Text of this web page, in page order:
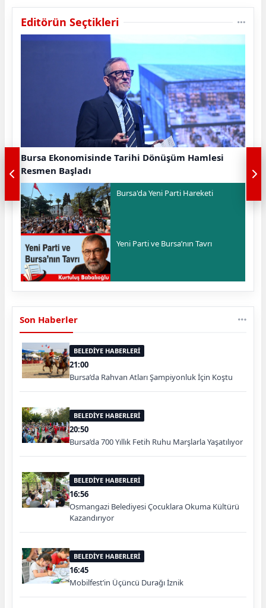
Editörün Seçtikleri
Bursa Ekonomisinde Tarihi Dönüşüm Hamlesi
Resmen Başladı
Bursa'da Yeni Parti Hareketi
Yeni Parti ve Bursa’nın Tavrı
Son Haberler
BELEDİYE HABERLERİ
21:00
Bursa’da Rahvan Atları Şampiyonluk İçin Koştu
BELEDİYE HABERLERİ
20:50
Bursa’da 700 Yıllık Fetih Ruhu Marşlarla Yaşatılıyor
BELEDİYE HABERLERİ
16:56
Osmangazi Belediyesi Çocuklara Okuma Kültürü
Kazandırıyor
BELEDİYE HABERLERİ
16:45
Mobilfest’in Üçüncü Durağı İznik